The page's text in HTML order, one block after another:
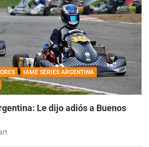
IAME SERIES ARGENTINA
Le dijo adiós a Buenos